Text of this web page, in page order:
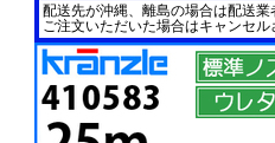
配送先が沖縄、離島の場合は配送業
ご注文いただいた場合はキャンセ